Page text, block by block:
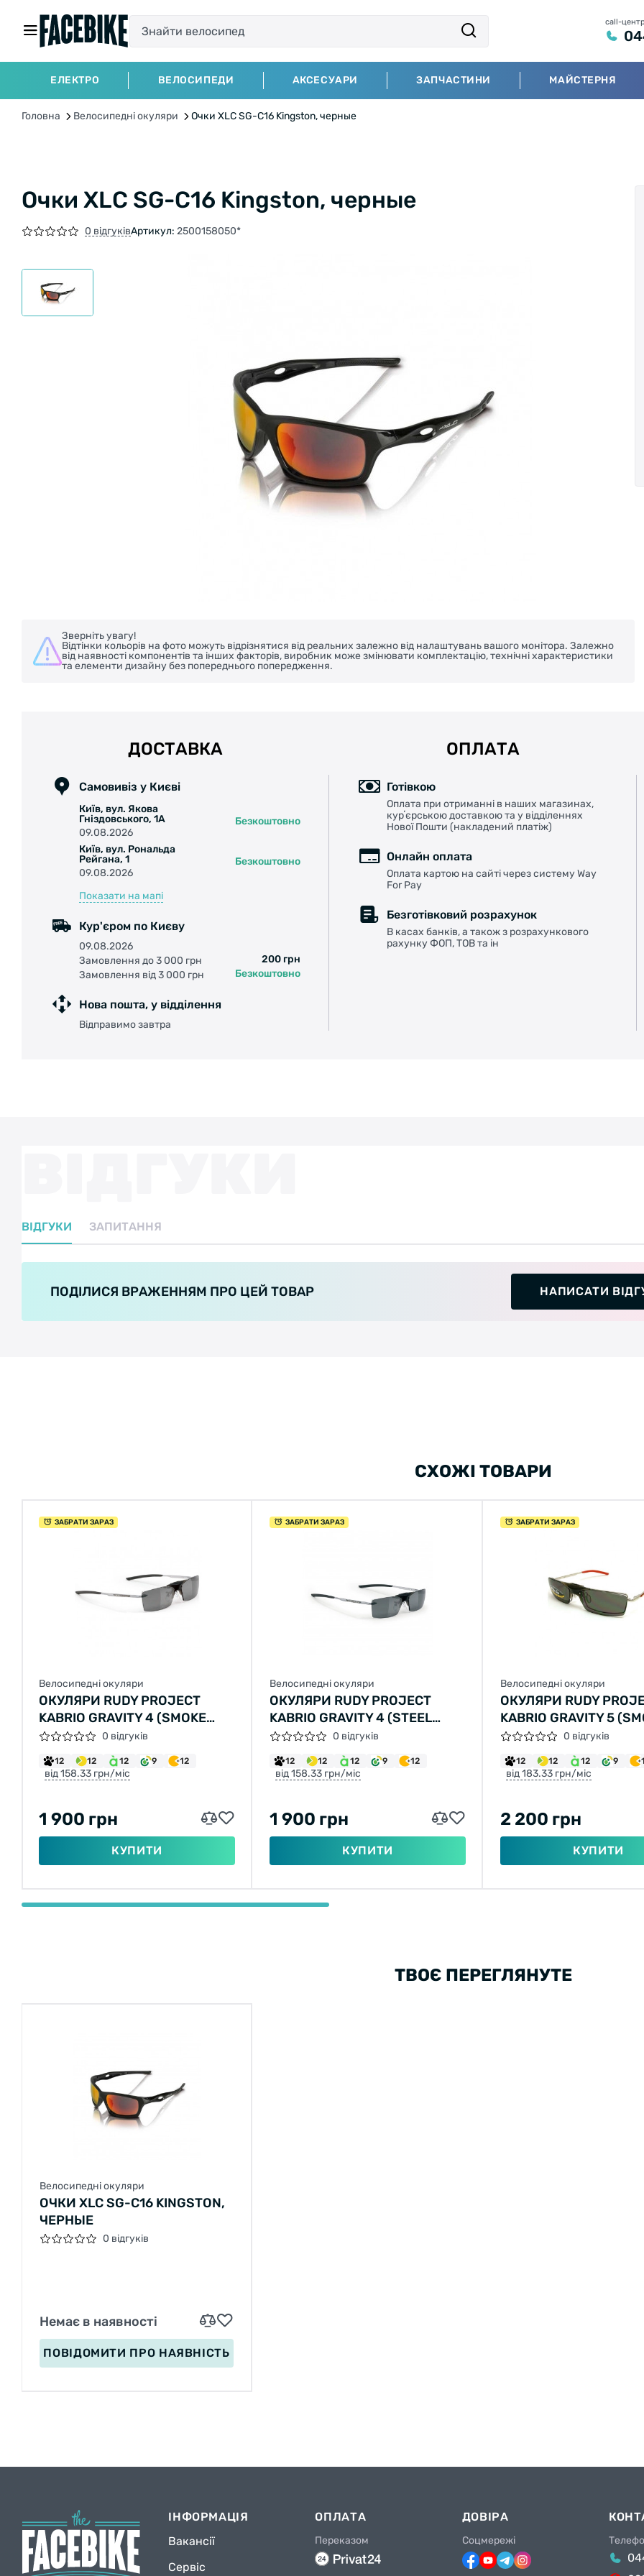
call-центр
ЕЛЕКТРО ВЕЛОСИПЕДИ АКСЕСУАРИ ЗАПЧАСТИНИ МАЙСТЕРНЯ
Головна Велосипедні окуляри Очки XLC SG-C16 Kingston, черные
Очки XLC SG-C16 Kingston, черные
0 відгуківАртикул: 2500158050*
Зверніть увагу!
Відтінки кольорів на фото можуть відрізнятися від реальних залежно від налаштувань вашого монітора. Залежно
від наявності компонентів та інших факторів, виробник може змінювати комплектацію, технічні характеристики
та елементи дизайну без попереднього попередження.
ДОСТАВКА
Самовивіз у Києві
Київ, вул. Якова
Гніздовського, 1А
09.08.2026
Безкоштовно
Київ, вул. Рональда
Рейгана, 1
09.08.2026
Безкоштовно
Показати на мапі
Кур'єром по Києву
09.08.2026
Замовлення до 3 000 грн
200 грн
Замовлення від 3 000 грн
Безкоштовно
Нова пошта, у відділення
Відправимо завтра
ОПЛАТА
Готівкою
Оплата при отриманні в наших магазинах,
курʼєрською доставкою та у відділеннях
Нової Пошти (накладений платіж)
Онлайн оплата
Оплата картою на сайті через систему Way
For Pay
Безготівковий розрахунок
В касах банків, а також з розрахункового
рахунку ФОП, ТОВ та ін
ВІДГУКИ ЗАПИТАННЯ
ПОДІЛИСЯ ВРАЖЕННЯМ ПРО ЦЕЙ ТОВАР
НАПИСАТИ
СХОЖІ ТОВАРИ
ЗАБРАТИ ЗАРАЗ
Велосипедні окуляри
ОКУЛЯРИ RUDY PROJECT
KABRIO GRAVITY 4 (SMOKE
BLACK GUN METAL)
0 відгуків
12 12 12 9 12
від 158.33 грн/міс
1 900 грн
КУПИТИ
ЗАБРАТИ ЗАРАЗ
Велосипедні окуляри
ОКУЛЯРИ RUDY PROJECT
KABRIO GRAVITY 4 (STEEL
SMOKE)
0 відгуків
12 12 12 9 12
від 158.33 грн/міс
1 900 грн
КУПИТИ
ЗАБРАТИ ЗАРАЗ
Велосипедні окуляри
ОКУЛЯРИ RUDY
KABRIO GRAVITY 5
BLACK KROMO)
0 відгуків
12 12 12 9
від 183.33 грн/міс
2 200 грн
КУПИТИ
ТВОЄ ПЕРЕГЛЯНУТЕ
Велосипедні окуляри
ОЧКИ XLC SG-C16 KINGSTON,
ЧЕРНЫЕ
0 відгуків
Немає в наявності
ПОВІДОМИТИ ПРО НАЯВНІСТЬ
ІНФОРМАЦІЯ
Вакансії
Сервіс
ОПЛАТА
Переказом
ДОВІРА
Соцмережі
STAY ON FACEBIKE.UA